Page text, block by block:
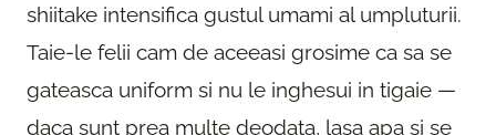
shiitake intensifica gustul umami al umpluturii.
Taie-le felii cam de aceeasi grosime ca sa se
gateasca uniform si nu le inghesui in tigaie —
daca sunt prea multe deodata, lasa apa si se